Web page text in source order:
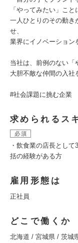
「やってみたい」こ
一人ひとりのその動き
せ、
業界にイノベーション
当社は、前例のない「
大胆不敵な仲間の入社
#社会課題に挑む企業
求められるス
必須
・飲食業の店長とし
括の経験がある方
雇用形態は
正社員
どこで働くか
北海道 / 宮城県 / 茨城